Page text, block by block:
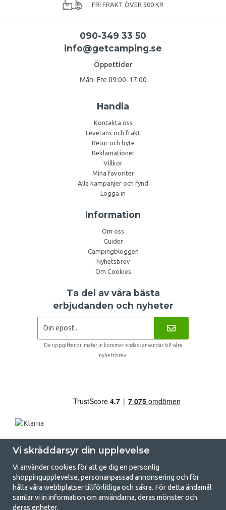
FRI FRAKT ÖVER 500 KR
090-349 33 50
info@getcamping.se
Öppettider
Mån-Fre 09:00-17:00
Handla
Kontakta oss
Leverans och frakt
Retur och byte
Reklamationer
Villkor
Mina favoriter
Alla kampanjer och fynd
Logga in
Information
Om oss
Guider
Campingbloggen
Nyhetsbrev
Om Cookies
Ta del av våra bästa
erbjudanden och nyheter
De uppgifter du matar in kommer endast användas till våra
nyhetsbrev.
GetCamping.se - Din butik för camping
Vi skräddarsyr din upplevelse
Vi använder cookies för att ge dig en personlig
shoppingupplevelse, personanpassad annonsering och för
hålla våra webbplatser tillförlitliga och säkra. För detta ändamål
samlar vi in information om användarna, deras mönster och
deras enheter.